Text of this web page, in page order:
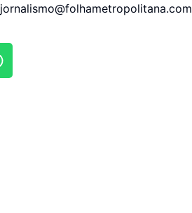
jornalismo@folhametropolitana.com